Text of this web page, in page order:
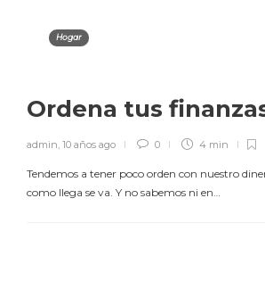
Hogar
Ordena tus
admin, 10 años ago 0 4 min
Tendemos a tener poco orden con nuestro
como llega se va. Y no sabemos ni en…